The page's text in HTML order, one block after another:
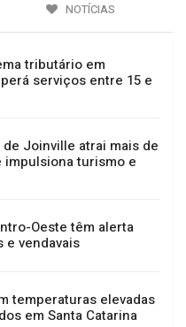
NOTÍCIAS
tributário em
serviços entre 15 e
de Joinville atrai mais de
impulsiona turismo e
Oeste têm alerta
e vendavais
temperaturas elevadas
em Santa Catarina